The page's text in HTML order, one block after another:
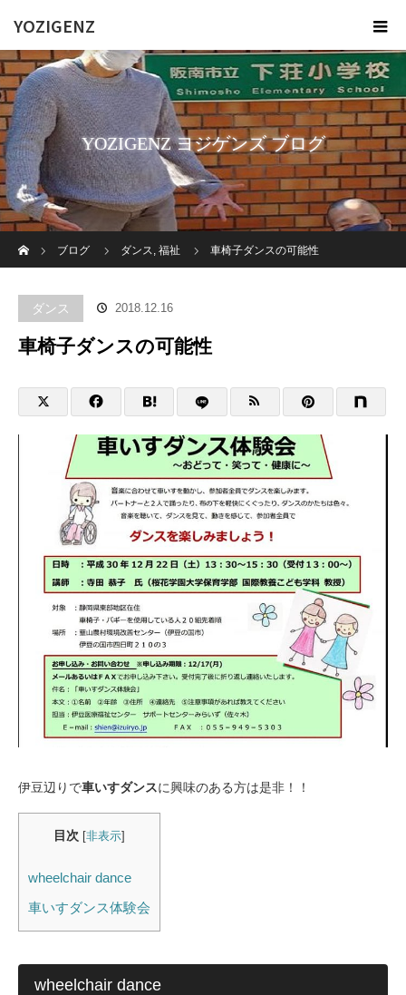
YOZIGENZ
YOZIGENZ ヨジゲンズ ブログ
ブログ
ダンス, 福祉 車椅子ダンスの可能性
ダンス 2018.12.16
車椅子ダンスの可能性
伊豆辺りで車いすダンスに興味のある方は是非！！
目次 非表示
wheelchair dance
車いすダンス体験会
wheelchair dance